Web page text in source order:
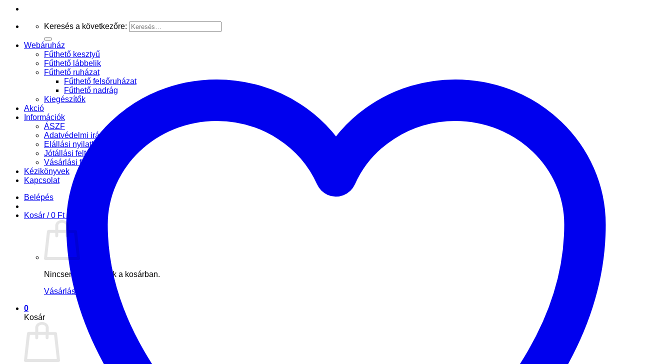
Keresés a következőre:
Webáruház
Fűthető kesztyű
Fűthető lábbelik
Fűthető ruházat
Fűthető felsőruházat
Fűthető nadrág
Kiegészítők
Akció
Információk
ÁSZF
Adatvédelmi irányelvek
Elállási nyilatkozat
Jótállási feltételek
Vásárlási feltételek
Kézikönyvek
Kapcsolat
Belépés
Kosár /0 Ft 0
Nincsenek termékek a kosárban.
Vásárlás folytatása
0
Kosár